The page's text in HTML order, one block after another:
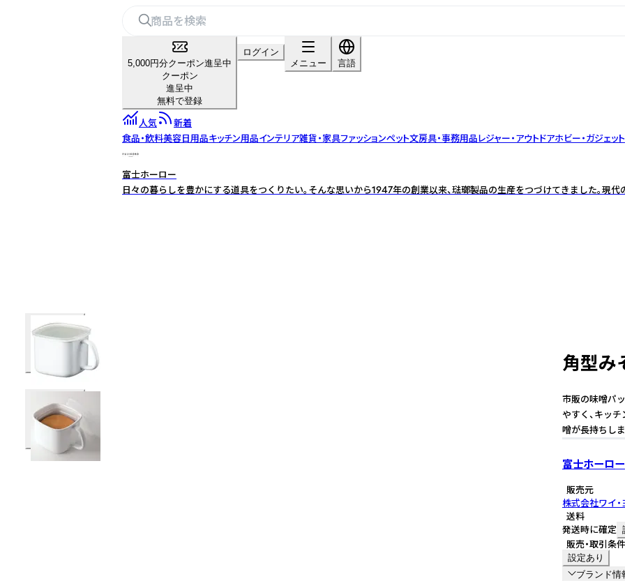
5,000円分クーポン進呈中
クーポン
進呈中
無料で登録
ログイン
メニュー
言語
人気
新着
食品・飲料美容日用品キッチン用品インテリア雑貨・家具ファッションペット文房具・事務用品レジャー・アウトドアホビー・ガジェット
富士ホーロー
日々の暮らしを豊かにする道具をつくりたい。そんな思いから1947年の創業以来、琺瑯製品の生産をつづけてきました。現
角型み
市販の味噌パ
やすく、キッ
噌が長持ちし
富士ホーロー
販売元
株式会社ワイ・
送料
発送時に確定
販売・取引条件
設定あり
ブランド情